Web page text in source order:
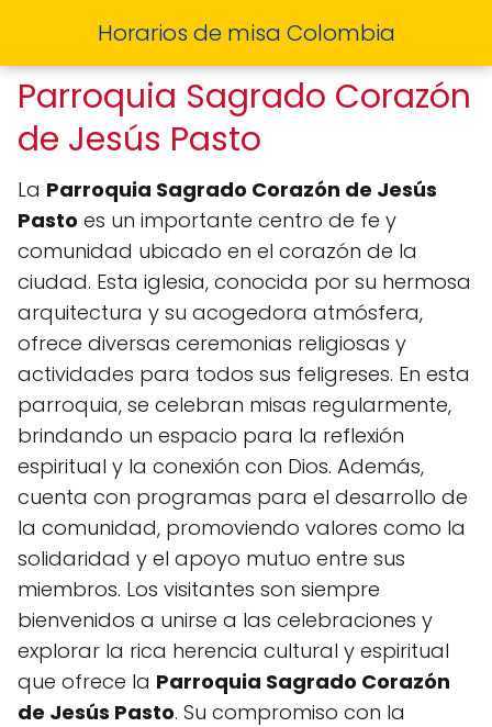
Horarios de misa Colombia
Parroquia Sagrado Corazón
de Jesús Pasto
La Parroquia Sagrado Corazón de Jesús
Pasto es un importante centro de fe y
comunidad ubicado en el corazón de la
ciudad. Esta iglesia, conocida por su hermosa
arquitectura y su acogedora atmósfera,
ofrece diversas ceremonias religiosas y
actividades para todos sus feligreses. En esta
parroquia, se celebran misas regularmente,
brindando un espacio para la reflexión
espiritual y la conexión con Dios. Además,
cuenta con programas para el desarrollo de
la comunidad, promoviendo valores como la
solidaridad y el apoyo mutuo entre sus
miembros. Los visitantes son siempre
bienvenidos a unirse a las celebraciones y
explorar la rica herencia cultural y espiritual
que ofrece la Parroquia Sagrado Corazón
de Jesús Pasto. Su compromiso con la